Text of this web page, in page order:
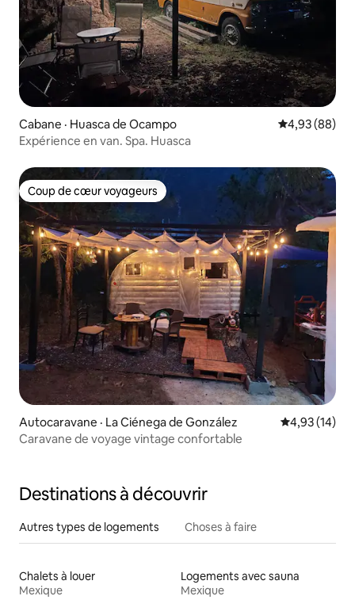
Cabane · Huasca de Ocampo Note
4,93 (88)
Expérience en van. Spa. Huasca
Coup de cœur voyageurs
Coup de cœur voyageurs
Autocaravane · La Ciénega de González Note
4,93 (14)
Caravane de voyage vintage confortable
Destinations à découvrir
Autres types de logements Choses à faire
Chalets à louer
Mexique
Logements avec sauna
Mexique